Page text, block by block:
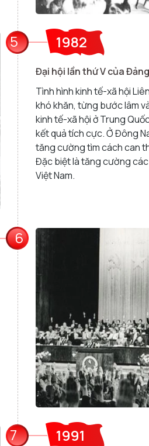
5 1982
Đại hội lần thứ V của Đảng
Tình hình kinh tế-xã hội
khó khăn, từng bước lâm
kinh tế-xã hội ở Trung
kết quả tích cực. Ở Đông
tăng cường tìm cách can
Đặc biệt là tăng cường
Việt Nam.
6
7 1991